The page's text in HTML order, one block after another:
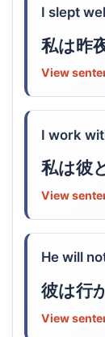
I slept
私は昨
View
I work
私は彼
View
He will
彼は行
View